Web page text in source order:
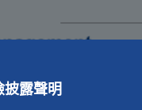
披露聲明